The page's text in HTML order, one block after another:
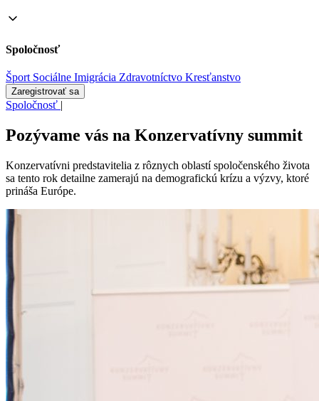
Spoločnosť
Šport Sociálne Imigrácia Zdravotníctvo Kresťanstvo
Zaregistrovať sa
Spoločnosť |
Pozývame vás na Konzervatívny summit
Konzervatívni predstavitelia z rôznych oblastí spoločenského života
sa tento rok detailne zamerajú na demografickú krízu a výzvy, ktoré
prináša Európe.